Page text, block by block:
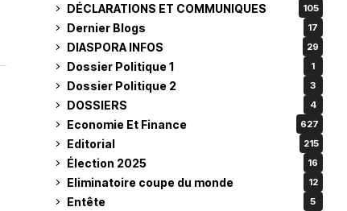
DÉCLARATIONS ET COMMUNIQUES 105
Dernier Blogs 17
DIASPORA INFOS 29
Dossier Politique 1 1
Dossier Politique 2 3
DOSSIERS 4
Economie Et Finance 627
Editorial 215
Élection 2025 16
Eliminatoire coupe du monde 12
Entête 5